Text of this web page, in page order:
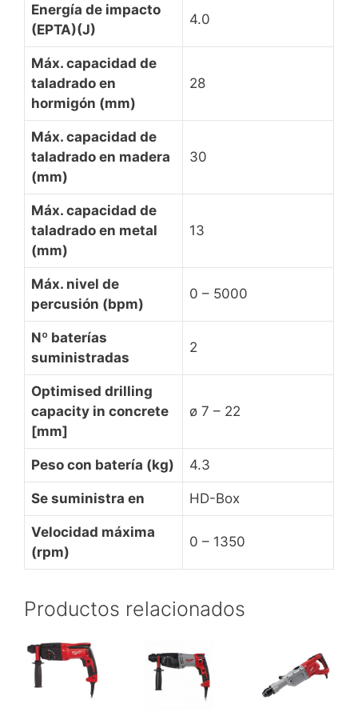
Energía de impacto
(EPTA)(J)
4.0
Máx. capacidad de
taladrado en
hormigón (mm)
28
Máx. capacidad de
taladrado en madera
(mm)
30
Máx. capacidad de
taladrado en metal
(mm)
13
Máx. nivel de
percusión (bpm)
0 – 5000
Nº baterías
suministradas
2
Optimised drilling
capacity in concrete
[mm]
ø 7 – 22
Peso con batería (kg) 4.3
Se suministra en HD-Box
Velocidad máxima
(rpm)
0 – 1350
Productos relacionados